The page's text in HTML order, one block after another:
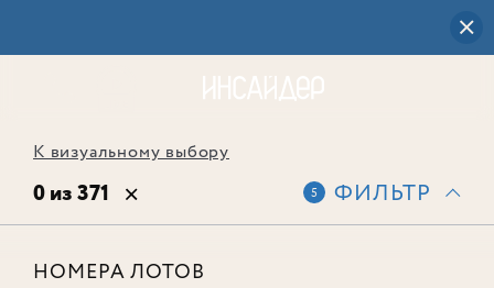
К визуальному выбору
0 из 371 5 ФИЛЬТР
НОМЕРА ЛОТОВ